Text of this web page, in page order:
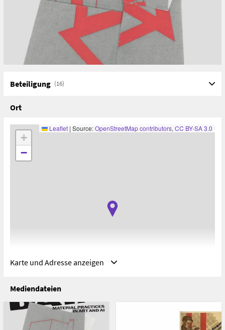
Beteiligung (16)
Ort
+
−
Leaflet | Source:OpenStreetMap contributors, CC BY-SA 3.0
Adresse
Karte und Adresse anzeigen
Mediendateien